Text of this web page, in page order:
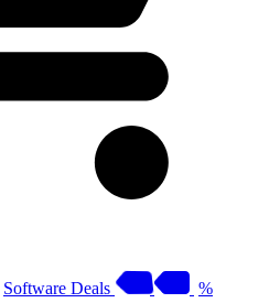
Software Deals %